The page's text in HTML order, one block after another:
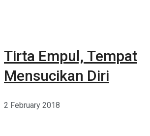
Tirta Empul, Tempat
Mensucikan Diri
2 February 2018